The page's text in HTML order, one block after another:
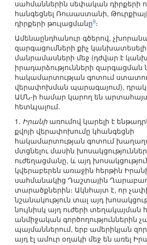
սահմաններին սեփական դիրքերի
հանգեցնել Ռուսաստանի,
դիրքերի թուլացմանը9։
Ամենաընդհանուր գծերով,
զարգացումների քիչ կանխատեսելի
մանրամասների մեջ (դժվար է
իրադարձությունների զարգացման
հակամարտության գոտում
վերափոխման պարագայում),
ԱՄՆ-ի համար կարող են
հետևյալում.
1. Իրանի առումով կարելի է
քվոյի վերափոխումը կհանգեցնի
հակամարտության գոտում
մտցնելու մասին
ուժեղացմանը, և այդ
կվերաբերեն առաջին հերթին
սահմանակից Դաշտային
տարածքներին։ Ակնհայտ է, որ
նշանակություն տալ այդ
նույնիսկ այդ ուժերի տեղակայման
անմիջական գործողություններին
պայմաններում, երբ ամերիկյան
այդ էլ ամուր օղակի մեջ են առել